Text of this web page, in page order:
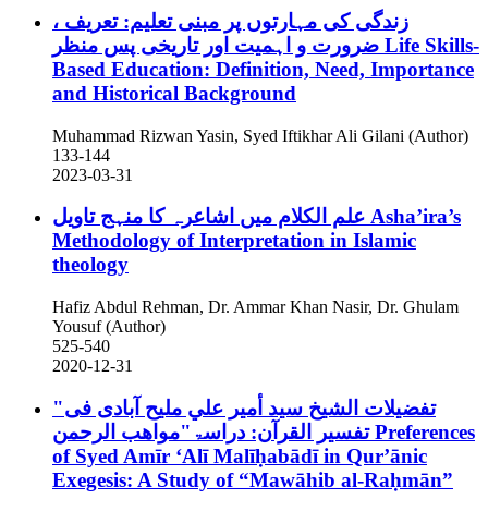
زندگی کی مہارتوں پر مبنی تعلیم: تعریف ،
Life Skills-
Based Education: Definition, Need, Importance
and Historical Background
Muhammad Rizwan Yasin, Syed Iftikhar Ali Gilani (Author)
133-144
2023-03-31
Asha’ira’s
Methodology of Interpretation in Islamic
theology
Hafiz Abdul Rehman, Dr. Ammar Khan Nasir, Dr. Ghulam
Yousuf (Author)
525-540
2020-12-31
"تفضیلات الشيخ سيد أمير علي ملیح آبادی فی
تفسیر القرآن: دراسۃ"مواھب الرحمنPreferences
of Syed Amīr ʻAlī Malīḥabādī in Qur’ānic
Exegesis: A Study of “Mawāhib al-Raḥmān”